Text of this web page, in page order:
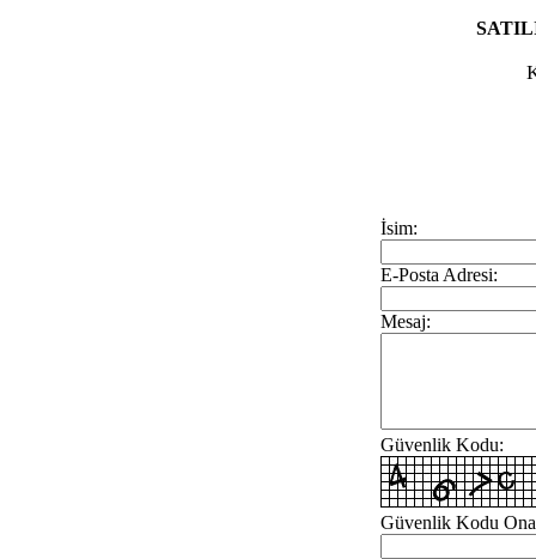
İsim:
E-Posta Adresi:
Mesaj:
Güvenlik Kodu:
Güvenlik Kodu